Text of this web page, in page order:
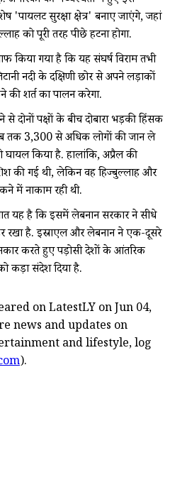
'पायलट सुरक्षा क्षेत्र' बनाए जाएंगे, जहां
को पूरी तरह पीछे हटना होगा.
किया गया है कि यह संघर्ष विराम तभी
नदी के दक्षिणी छोर से अपने लड़ाकों
की शर्त का पालन करेगा.
दोनों पक्षों के बीच दोबारा भड़की हिंसक
तक 3,300 से अधिक लोगों की जान ले
किया है. हालांकि, अप्रैल की
की गई थी, लेकिन वह हिज्बुल्लाह और
में नाकाम रही थी.
यह है कि इसमें लेबनान सरकार ने सीधे
रखा है. इस्राएल और लेबनान ने एक-दूसरे
करते हुए पड़ोसी देशों के आंतरिक
कड़ा संदेश दिया है.
on LatestLY on Jun 04,
news and updates on
and lifestyle, log
).